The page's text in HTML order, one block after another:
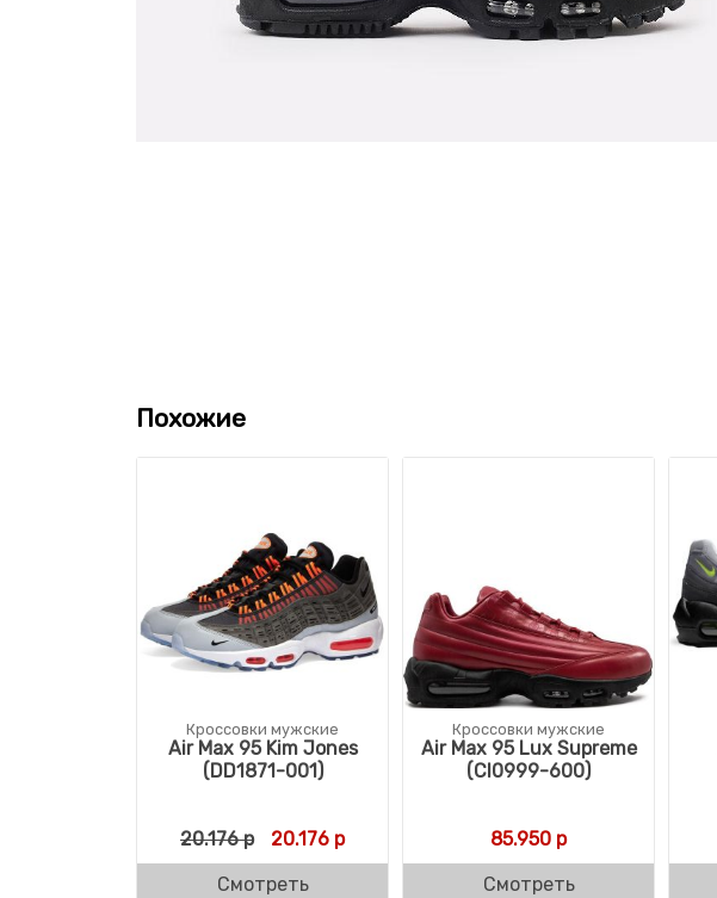
Похожие
Кроссовки мужские
Air Max 95 Kim Jones
(DD1871-001)
20.176р Первоначальная цена составляла 20.176 р.
20.176 рТекущая цена: 20.176 р.
Смотреть
Кроссовки мужские
Air Max 95 Lux Supreme
(CI0999-600)
85.950 р
Смотреть